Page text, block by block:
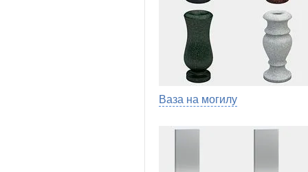
Ваза на могилу